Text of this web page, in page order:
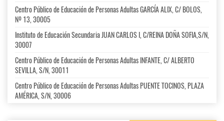
Centro Público de Educación de Personas Adultas GARCÍA ALIX, C/ BOLOS,
Nº 13, 30005
Instituto de Educación Secundaria JUAN CARLOS I, C/REINA DOÑA SOFIA,S/N,
30007
Centro Público de Educación de Personas Adultas INFANTE, C/ ALBERTO
SEVILLA, S/N, 30011
Centro Público de Educación de Personas Adultas PUENTE TOCINOS, PLAZA
AMÉRICA, S/N, 30006